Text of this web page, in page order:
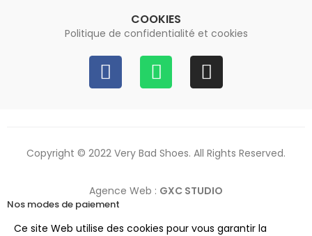
COOKIES
Politique de confidentialité et cookies
Copyright © 2022 Very Bad Shoes. All Rights Reserved.
Agence Web : GXC STUDIO
Nos modes de paiement
Ce site Web utilise des cookies pour vous garantir la